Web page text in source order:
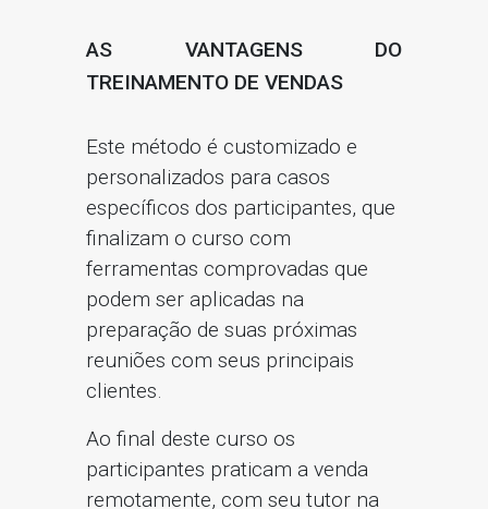
AS VANTAGENS DO
TREINAMENTO DE VENDAS
Este método é customizado e
personalizados para casos
específicos dos participantes, que
finalizam o curso com
ferramentas comprovadas que
podem ser aplicadas na
preparação de suas próximas
reuniões com seus principais
clientes.
Ao final deste curso os
participantes praticam a venda
remotamente, com seu tutor na